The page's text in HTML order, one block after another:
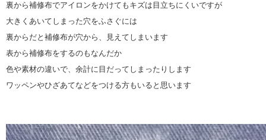
裏から補修布でアイロンをかけてもキズは目立ちにくいですが
大きくあいてしまった穴をふさぐには
裏からだと補修布が穴から、見えてしまいます
表から補修布をするのもなんだか
色や素材の違いで、余計に目だってしまったりします
ワッペンやひざあてなどをつける方もいると思います